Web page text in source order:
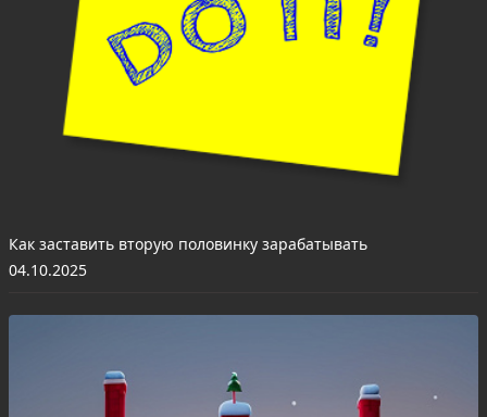
Как заставить вторую половинку зарабатывать
04.10.2025